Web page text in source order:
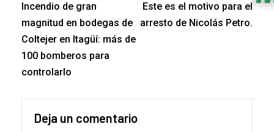
Incendio de gran
magnitud en bodegas de
Coltejer en Itagüí: más de
100 bomberos para
controlarlo
Este es el motivo para el
arresto de Nicolás Petro.
Deja un comentario